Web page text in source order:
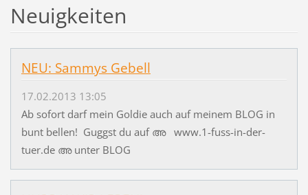
Neuigkeiten
NEU: Sammys Gebell
17.02.2013 13:05
Ab sofort darf mein Goldie auch auf meinem BLOG in
bunt bellen! Guggst du auf അ www.1-fuss-in-der-
tuer.de അ unter BLOG